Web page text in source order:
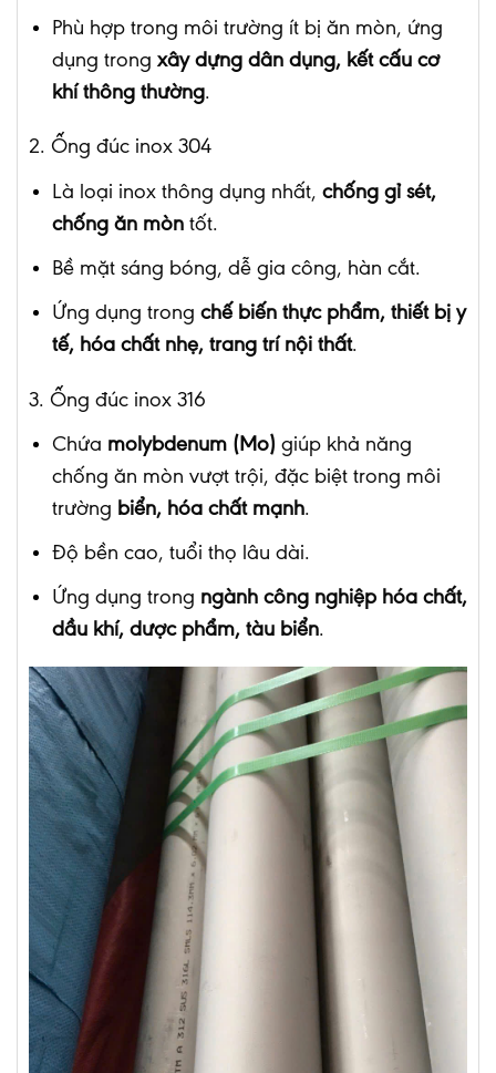
Phù hợp trong môi trường ít bị ăn mòn, ứng
dụng trong xây dựng dân dụng, kết cấu cơ
khí thông thường.
2. Ống đúc inox 304
Là loại inox thông dụng nhất, chống gỉ sét,
chống ăn mòntốt.
Bề mặt sáng bóng, dễ gia công, hàn cắt.
Ứng dụng trong chế biến thực phẩm, thiết bị y
tế, hóa chất nhẹ, trang trí nội thất.
3. Ống đúc inox 316
Chứa molybdenum (Mo) giúp khả năng
chống ăn mòn vượt trội, đặc biệt trong môi
trường biển, hóa chất mạnh.
Độ bền cao, tuổi thọ lâu dài.
Ứng dụng trong ngành công nghiệp hóa chất,
dầu khí, dược phẩm, tàu biển.